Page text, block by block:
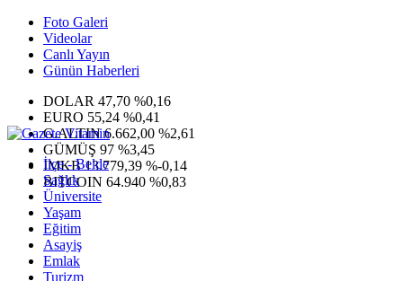
Foto Galeri
Videolar
Canlı Yayın
Günün Haberleri
DOLAR 47,70 %0,16
EURO 55,24 %0,41
G.ALTIN6.662,00 %2,61
GÜMÜŞ 97 %3,45
IMKB13.779,39 %-0,14
BITCOIN 64.940 %0,83
İlçe - Belde
Sağlık
Üniversite
Yaşam
Eğitim
Asayiş
Emlak
Turizm